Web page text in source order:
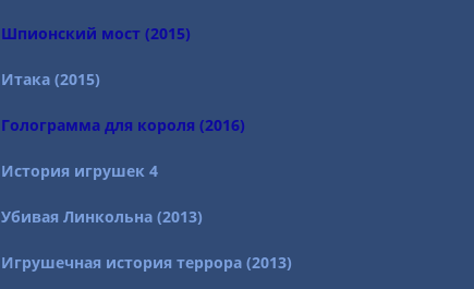
Шпионский мост (2015)
Итака (2015)
Голограмма для короля (2016)
История игрушек 4
Убивая Линкольна (2013)
Игрушечная история террора (2013)